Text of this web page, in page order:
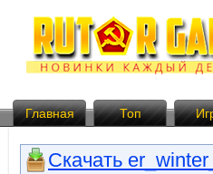
Главная Топ
Скачать